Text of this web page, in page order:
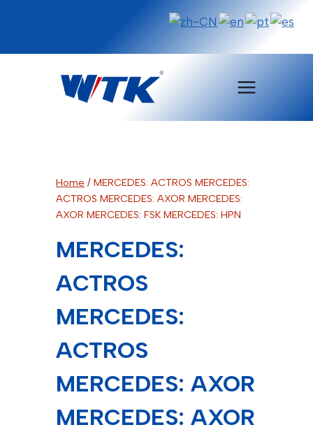
Home / MERCEDES: ACTROS MERCEDES:
ACTROS MERCEDES: AXOR MERCEDES:
AXOR MERCEDES: FSK MERCEDES: HPN
MERCEDES:
ACTROS
MERCEDES:
ACTROS
MERCEDES: AXOR
MERCEDES: AXOR